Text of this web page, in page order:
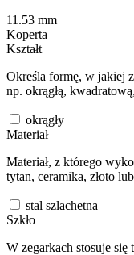
11.53 mm
Koperta
Kształt
Określa formę, w jakiej
np. okrągłą,
okrągły
Materiał
Materiał, z którego
tytan, ceramika, złoto
stal szlachetna
Szkło
W zegarkach stosuje się